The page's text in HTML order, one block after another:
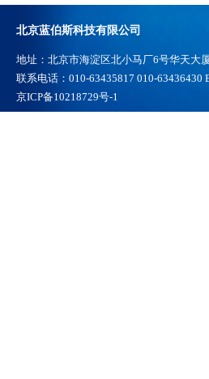
北京蓝伯斯科技有限公司
地址：北京市海淀区北小马厂6号华天大
联系电话：010-63435817 010-63436430
京ICP备10218729号-1